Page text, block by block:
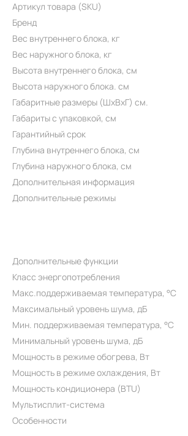
Артикул товара (SKU)
Бренд
Вес внутреннего блока, кг
Вес наружного блока, кг
Высота внутреннего блока, см
Высота наружного блока. см
Габаритные размеры (ШxВxГ) см.
Габариты с упаковкой, см
Гарантийный срок
Глубина внутреннего блока, см
Глубина наружного блока, см
Дополнительная информация
Дополнительные режимы
Дополнительные функции
Класс энергопотребления
Макс.поддерживаемая температура, °C
Максимальный уровень шума, дБ
Мин. поддерживаемая температура, °C
Минимальный уровень шума, дБ
Мощность в режиме обогрева, Вт
Мощность в режиме охлаждения, Вт
Мощность кондиционера (BTU)
Мультисплит-система
Особенности